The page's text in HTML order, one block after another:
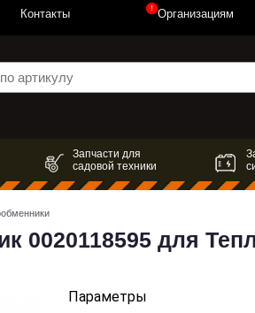
Контакты
Организациям
!
Запчасти для
садовой техники
0020118595 для
Параметры